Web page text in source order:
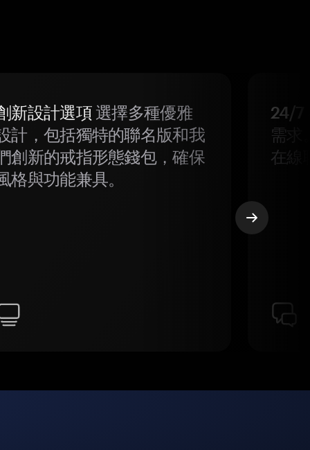
新設計選項選擇多種優雅
計，包括獨特的聯名版和我
創新的戒指形態錢包，確保
格與功能兼具。
24/7
需求
在線